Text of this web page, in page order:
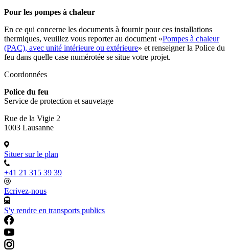
Pour les pompes à chaleur
En ce qui concerne les documents à fournir pour ces installations
thermiques, veuillez vous reporter au document «Pompes à chaleur
(PAC), avec unité intérieure ou extérieure» et renseigner la Police du
feu dans quelle case numérotée se situe votre projet.
Coordonnées
Police du feu
Service de protection et sauvetage
Rue de la Vigie 2
1003 Lausanne
Situer sur le plan
+41 21 315 39 39
Ecrivez-nous
S'y rendre en transports publics